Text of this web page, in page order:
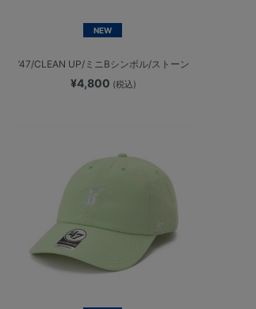
NEW
’47/CLEAN UP/ミニBシンボル/ストーン
¥4,800 (税込)